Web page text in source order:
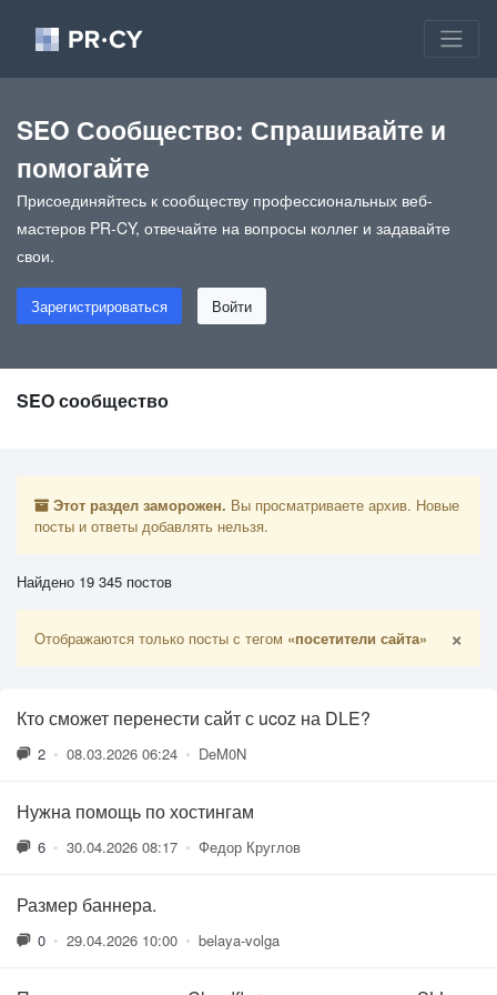
SEO Сообщество: Спрашивайте и
помогайте
Присоединяйтесь к сообществу профессиональных веб-
мастеров PR-CY, отвечайте на вопросы коллег и задавайте
свои.
Зарегистрироваться Войти
SEO сообщество
Этот раздел заморожен. Вы просматриваете архив. Новые
посты и ответы добавлять нельзя.
Найдено 19 345 постов
Отображаются только посты с тегом «посетители сайта» ×
Кто сможет перенести сайт с ucoz на DLE?
2 • 08.03.2026 06:24 • DeM0N
Нужна помощь по хостингам
6 • 30.04.2026 08:17 • Федор Круглов
Размер баннера.
0 • 29.04.2026 10:00 • belaya-volga